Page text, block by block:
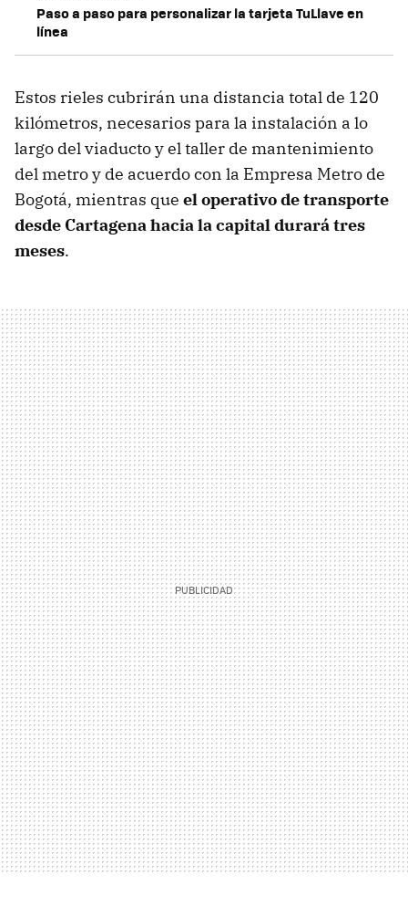
Paso a paso para personalizar la tarjeta TuLlave en
línea
Estos rieles cubrirán una distancia total de 120
kilómetros, necesarios para la instalación a lo
largo del viaducto y el taller de mantenimiento
del metro y de acuerdo con la Empresa Metro de
Bogotá, mientras que el operativo de transporte
desde Cartagena hacia la capital durará tres
meses.